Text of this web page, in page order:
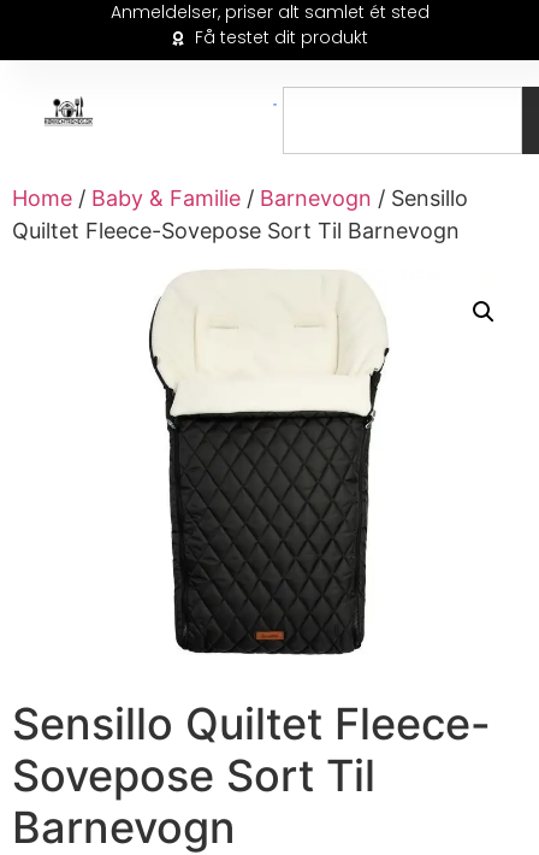
Anmeldelser, priser alt samlet ét sted
Få testet dit produkt
Home / Baby & Familie / Barnevogn / Sensillo
Quiltet Fleece-Sovepose Sort Til Barnevogn
Sensillo Quiltet Fleece-
Sovepose Sort Til
Barnevogn